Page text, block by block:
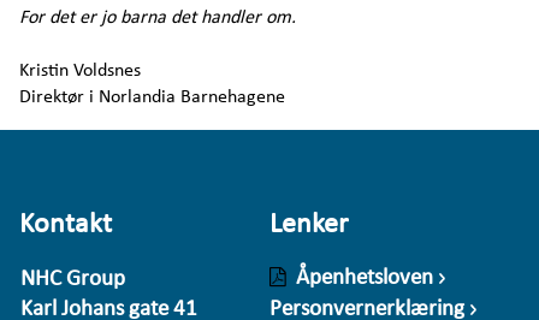
For det er jo barna det handler om.
Kristin Voldsnes
Direktør i Norlandia Barnehagene
Kontakt
NHC Group
Karl Johans gate 41
Lenker
Åpenhetsloven
Personvernerklæring